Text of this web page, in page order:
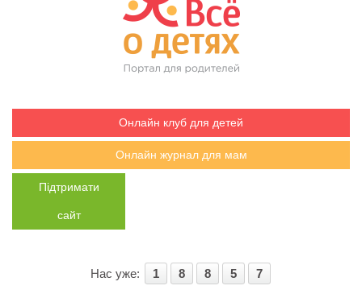
Онлайн клуб для детей
Онлайн журнал для мам
Підтримати
сайт
Нас уже: 1 8 8 5 7